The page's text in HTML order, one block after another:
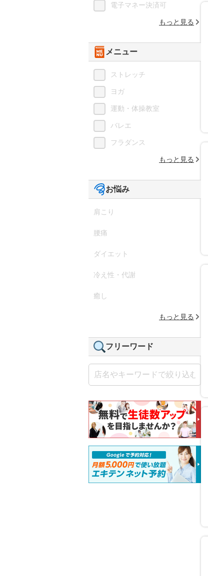
電子マネー決済可
もっと見る
メニュー
ストレッチ
ヨガ
運動・体操教室
バレエ
フラダンス
もっと見る
お悩み
肩こり
腰痛
ダイエット
冷え性・代謝
癒し
もっと見る
フリーワード